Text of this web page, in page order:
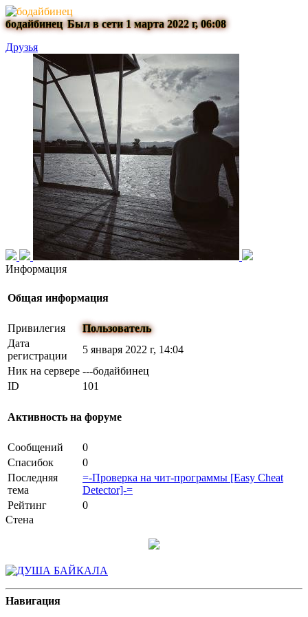
бодайбинецБыл в сети 1 марта 2022 г, 06:08
Друзья
Информация
Общая информация
Привилегия
Пользователь
Дата
регистрации
5 января 2022 г, 14:04
Ник на сервере ---бодайбинец
ID
101
Активность на форуме
Сообщений
0
Спасибок
0
Последняя
тема
=-Проверка на чит-программы [Easy Cheat
Detector]-=
Рейтинг
0
Стена
Навигация